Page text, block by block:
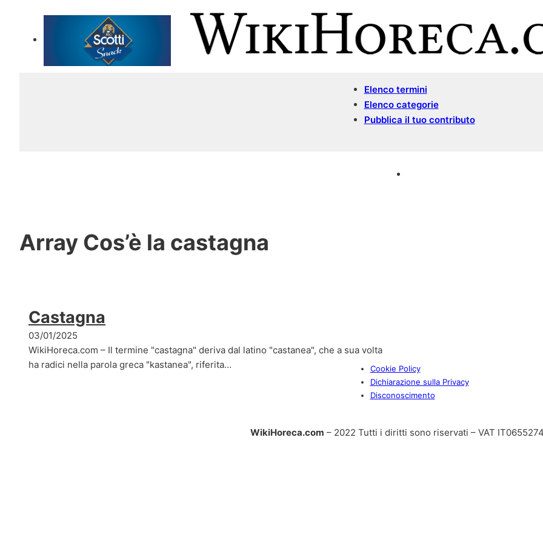
Elenco termini
Elenco categorie
Pubblica il tuo contributo
Array Cos’è la castagna
Castagna
03/01/2025
WikiHoreca.com – Il termine "castagna" deriva dal latino "castanea", che a sua volta
ha radici nella parola greca "kastanea", riferita…
Cookie Policy
Dichiarazione sulla Privacy
Disconoscimento
WikiHoreca.com – 2022 Tutti i diritti sono riservati – VAT